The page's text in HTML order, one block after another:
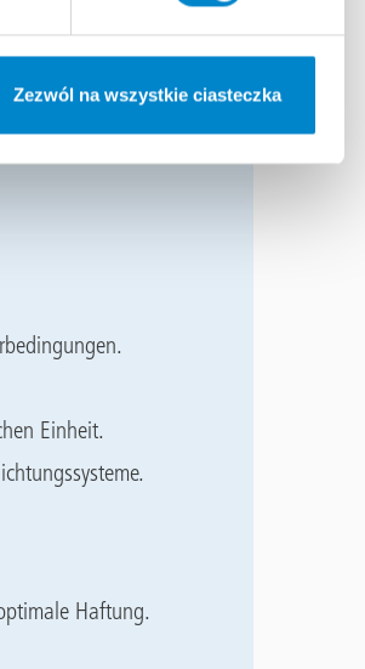
Zezwól na wszystkie ciasteczka
Fertigstellung.
Ansprüchen
Einheit.
Haftung.